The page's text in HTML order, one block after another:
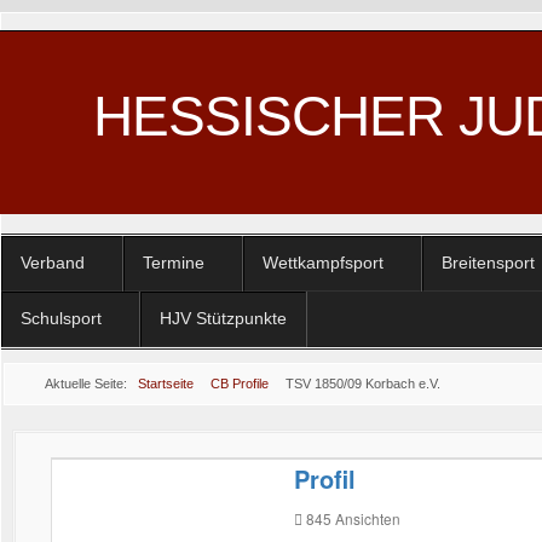
HESSISCHER
Verband Termine Wettkampfsport Breitensport
Schulsport HJV Stützpunkte
Aktuelle Seite: Startseite CB Profile TSV 1850/09 Korbach e.V.
Profil
Ansichten
845